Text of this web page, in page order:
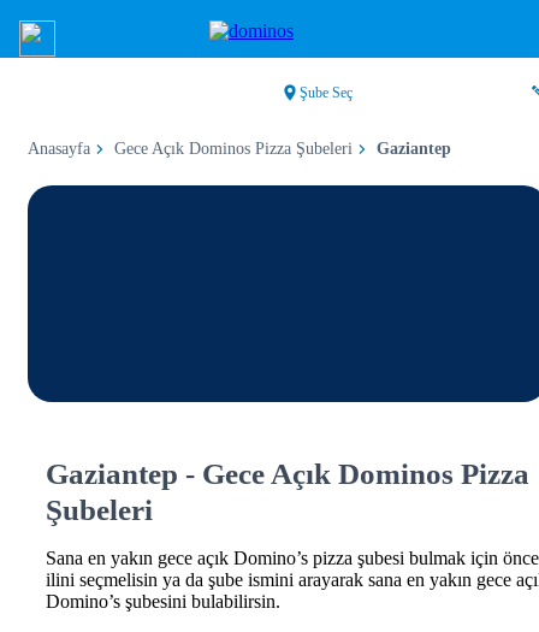
Şube Seç
Anasayfa Gece Açık Dominos Pizza Şubeleri Gaziantep
Gaziantep - Gece Açık Dominos Pizza
Şubeleri
Sana en yakın gece açık Domino’s pizza şubesi bulmak için önce
ilini seçmelisin ya da şube ismini arayarak sana en yakın gece
Domino’s şubesini bulabilirsin.